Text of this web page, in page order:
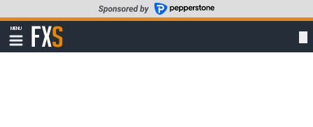
to
main
content
MENU
Show
navigation
FXStreet